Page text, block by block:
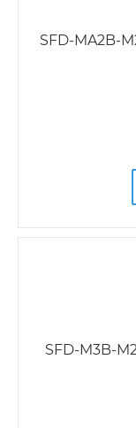
SFD-MA2B-
SFD-M3B-